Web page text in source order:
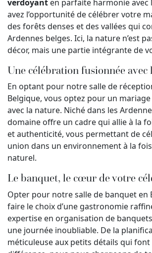
verdoyant en parfaite harmonie avec
avez l’opportunité de célébrer votre
des forêts denses et des vallées qui
Ardennes belges. Ici, la nature n’est
décor, mais une partie intégrante de
Une célébration fusionnée avec
En optant pour notre salle de
Belgique, vous optez pour un
avec la nature. Niché dans les
domaine offre un cadre qui allie à la
et authenticité, vous permettant de
union dans un environnement à la
naturel.
Le banquet, le cœur de votre
Opter pour notre salle de banquet en
faire le choix d’une gastronomie
expertise en organisation de
une journée inoubliable. De la
méticuleuse aux petits détails qui